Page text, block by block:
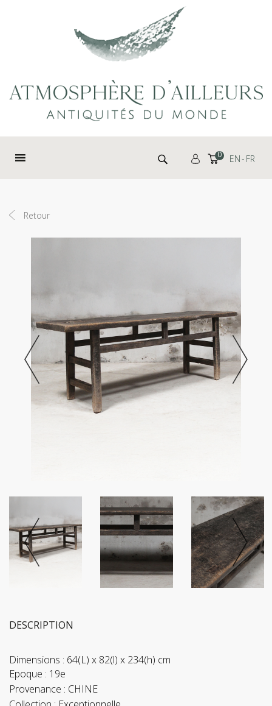
Rechercher : 0 EN FR
Retour
DESCRIPTION
Dimensions : 64(L) x 82(l) x 234(h) cm
Epoque : 19e
Provenance : CHINE